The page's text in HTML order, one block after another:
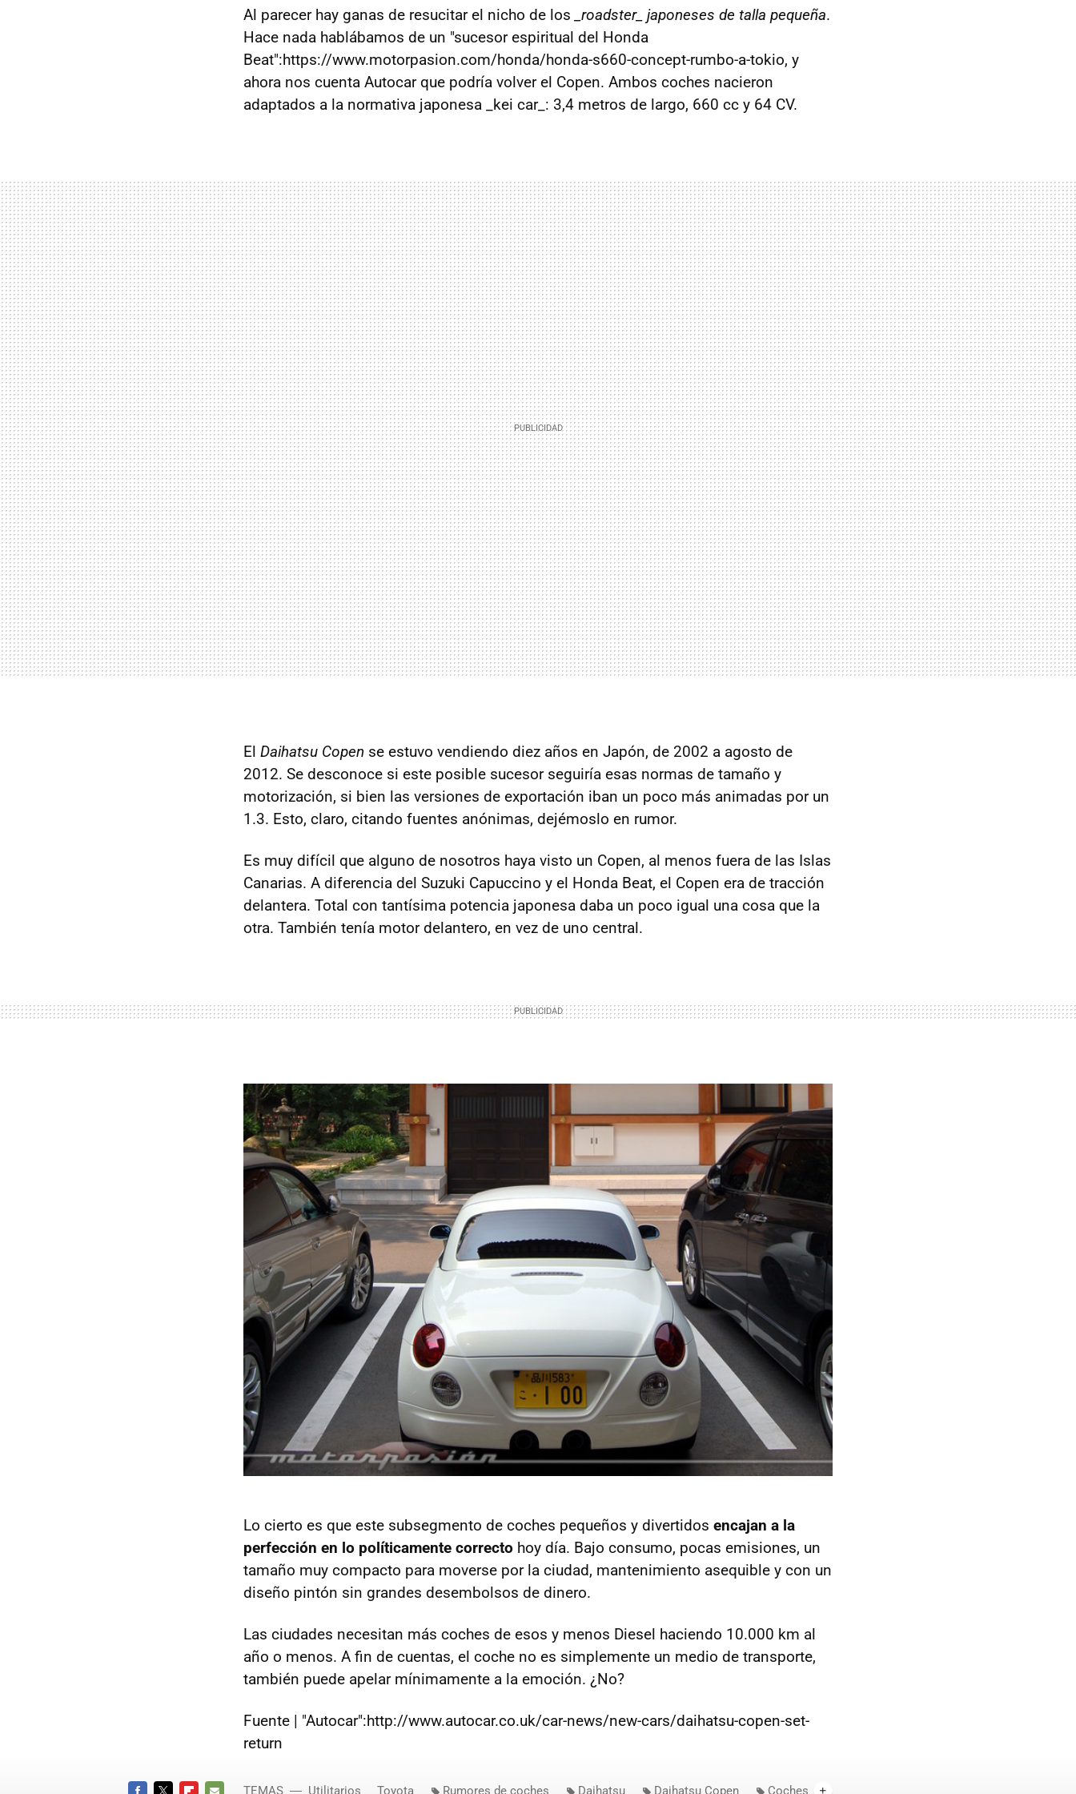
Al parecer hay ganas de resucitar el nicho de los _roadster_ japoneses de talla pequeña.
Hace nada hablábamos de un "sucesor espiritual del Honda
Beat":https://www.motorpasion.com/honda/honda-s660-concept-rumbo-a-tokio, y
ahora nos cuenta Autocar que podría volver el Copen. Ambos coches nacieron
adaptados a la normativa japonesa _kei car_: 3,4 metros de largo, 660 cc y 64 CV.
El Daihatsu Copen se estuvo vendiendo diez años en Japón, de 2002 a agosto de
2012. Se desconoce si este posible sucesor seguiría esas normas de tamaño y
motorización, si bien las versiones de exportación iban un poco más animadas por un
1.3. Esto, claro, citando fuentes anónimas, dejémoslo en rumor.
Es muy difícil que alguno de nosotros haya visto un Copen, al menos fuera de las Islas
Canarias. A diferencia del Suzuki Capuccino y el Honda Beat, el Copen era de tracción
delantera. Total con tantísima potencia japonesa daba un poco igual una cosa que la
otra. También tenía motor delantero, en vez de uno central.
Lo cierto es que este subsegmento de coches pequeños y divertidos encajan a la
perfección en lo políticamente correcto hoy día. Bajo consumo, pocas emisiones, un
tamaño muy compacto para moverse por la ciudad, mantenimiento asequible y con un
diseño pintón sin grandes desembolsos de dinero.
Las ciudades necesitan más coches de esos y menos Diesel haciendo 10.000 km al
año o menos. A fin de cuentas, el coche no es simplemente un medio de transporte,
también puede apelar mínimamente a la emoción. ¿No?
Fuente | "Autocar":http://www.autocar.co.uk/car-news/new-cars/daihatsu-copen-set-
return
TEMAS Utilitarios Toyota Rumores de coches Daihatsu Daihatsu Copen Coches